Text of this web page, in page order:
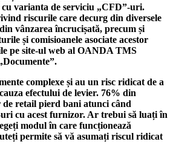
varianta de serviciu „CFD”-uri.
riscurile care decurg din diversele
vânzarea încrucișată, precum și
și comisioanele asociate acestor
pe site-ul web al OANDA TMS
complexe și au un risc ridicat de a
efectului de levier. 76% din
retail pierd bani atunci când
cu acest furnizor. Ar trebui să luați în
modul în care funcționează
permite să vă asumați riscul ridicat